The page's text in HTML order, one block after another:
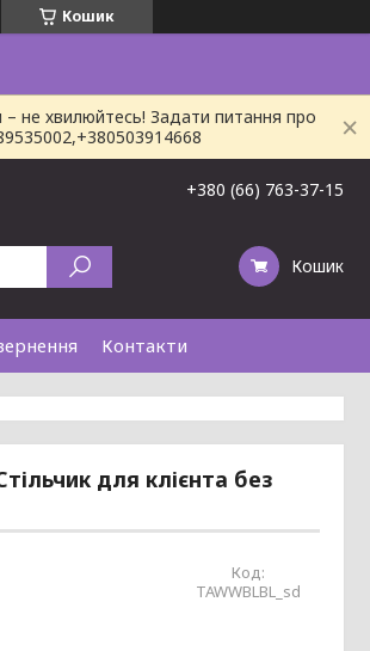
Кошик
не хвилюйтесь! Задати питання про
+380 (66) 763-37-15
Кошик
Контакти
для клієнта без
Код:
TAWWBLBL_sd